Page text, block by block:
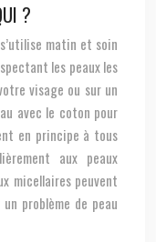
?
matin et soin
les peaux les
visage ou sur un
avec le coton pour
en principe à tous
aux peaux
micellaires peuvent
problème de peau